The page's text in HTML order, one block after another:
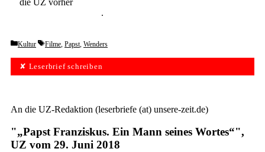
die UZ vorher
.
Categories
Kultur Tags
Filme, Papst, Wenders
✘ Leserbrief schreiben
An die UZ-Redaktion (leserbriefe (at) unsere-zeit.de)
"„Papst Franziskus. Ein Mann seines Wortes“",
UZ vom 29. Juni 2018